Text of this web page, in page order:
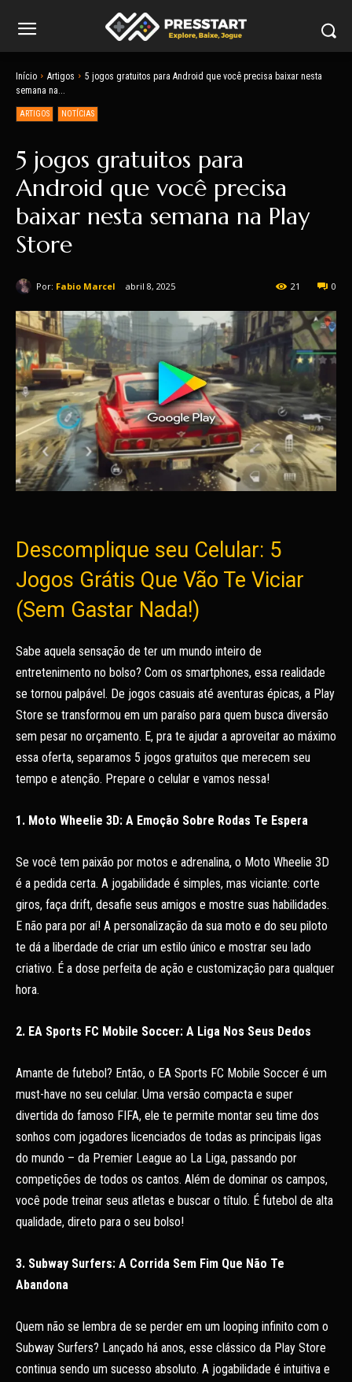
Início Artigos
5 jogos gratuitos para Android que você precisa baixar nesta
semana na...
ARTIGOS NOTÍCIAS
5 jogos gratuitos para
Android que você precisa
baixar nesta semana na Play
Store
Por: Fabio Marcel abril 8, 2025 0
21
Descomplique seu Celular: 5
Jogos Grátis Que Vão Te Viciar
(Sem Gastar Nada!)
Sabe aquela sensação de ter um mundo inteiro de
entretenimento no bolso? Com os smartphones, essa realidade
se tornou palpável. De jogos casuais até aventuras épicas, a Play
Store se transformou em um paraíso para quem busca diversão
sem pesar no orçamento. E, pra te ajudar a aproveitar ao máximo
essa oferta, separamos 5 jogos gratuitos que merecem seu
tempo e atenção. Prepare o celular e vamos nessa!
1. Moto Wheelie 3D: A Emoção Sobre Rodas Te Espera
Se você tem paixão por motos e adrenalina, o Moto Wheelie 3D
é a pedida certa. A jogabilidade é simples, mas viciante: corte
giros, faça drift, desafie seus amigos e mostre suas habilidades.
E não para por aí! A personalização da sua moto e do seu piloto
te dá a liberdade de criar um estilo único e mostrar seu lado
criativo. É a dose perfeita de ação e customização para qualquer
hora.
2. EA Sports FC Mobile Soccer: A Liga Nos Seus Dedos
Amante de futebol? Então, o EA Sports FC Mobile Soccer é um
must-have no seu celular. Uma versão compacta e super
divertida do famoso FIFA, ele te permite montar seu time dos
sonhos com jogadores licenciados de todas as principais ligas
do mundo – da Premier League ao La Liga, passando por
competições de todos os cantos. Além de dominar os campos,
você pode treinar seus atletas e buscar o título. É futebol de alta
qualidade, direto para o seu bolso!
3. Subway Surfers: A Corrida Sem Fim Que Não Te
Abandona
Quem não se lembra de se perder em um looping infinito com o
Subway Surfers? Lançado há anos, esse clássico da Play Store
continua sendo um sucesso absoluto. A jogabilidade é intuitiva e